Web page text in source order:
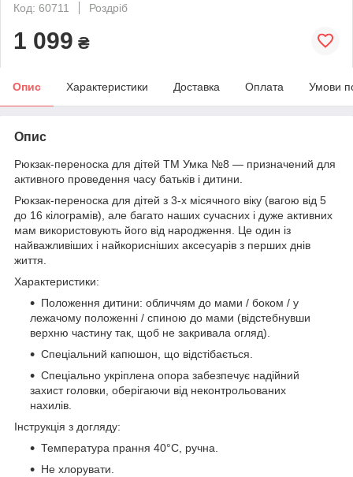
Код: 60711
Роздріб
1 099 ₴
Опис Характеристики Доставка Оплата Умови
Опис
Рюкзак-переноска для дітей ТМ Умка №8 — призначений для
активного проведення часу батьків і дитини.
Рюкзак-переноска для дітей з 3-х місячного віку (вагою від 5
до 16 кілограмів), але багато наших сучасних і дуже активних
мам використовують його від народження. Це один із
найважливіших і найкорисніших аксесуарів з перших днів
життя.
Характеристики:
Положення дитини: обличчям до мами / боком / у
лежачому положенні / спиною до мами (відстебнувши
верхню частину так, щоб не закривала огляд).
Спеціальний капюшон, що відстібається.
Спеціально укріплена опора забезпечує надійний
захист головки, оберігаючи від неконтрольованих
нахилів.
Інструкція з догляду:
Температура прання 40°C, ручна.
Не хлорувати.